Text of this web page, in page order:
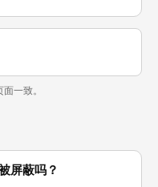
一致。
屏蔽吗？